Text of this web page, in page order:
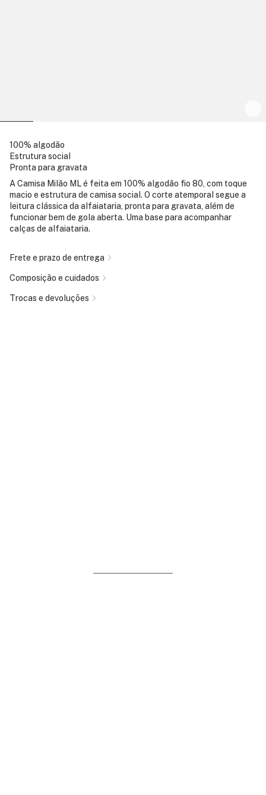
100% algodão
Estrutura social
Pronta para gravata
A Camisa Milão ML é feita em 100% algodão fio 80, com toque
macio e estrutura de camisa social. O corte atemporal segue a
leitura clássica da alfaiataria, pronta para gravata, além de
funcionar bem de gola aberta. Uma base para acompanhar
calças de alfaiataria.
Frete e prazo de entrega
Composição e cuidados
Trocas e devoluções